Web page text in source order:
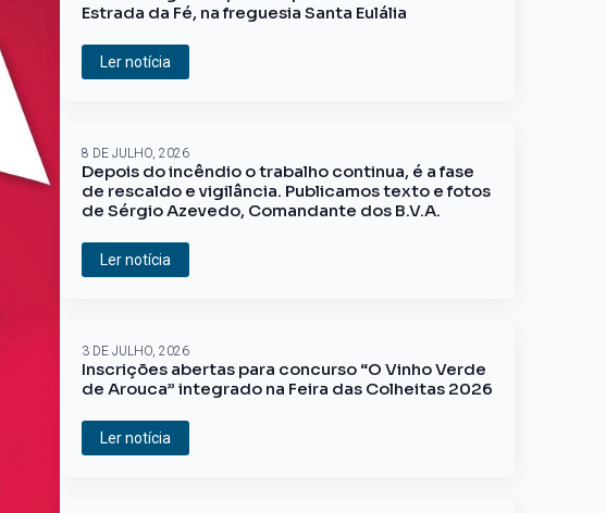
Estrada da Fé, na freguesia Santa Eulália
Ler notícia
Depois do incêndio o trabalho continua, é a fase
de rescaldo e vigilância. Publicamos texto e fotos
de Sérgio Azevedo, Comandante dos B.V.A.
8 DE JULHO, 2026
Ler notícia
Inscrições abertas para concurso “O Vinho Verde
de Arouca” integrado na Feira das Colheitas 2026
3 DE JULHO, 2026
Ler notícia